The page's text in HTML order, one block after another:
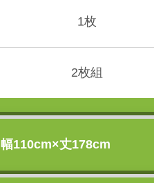
1枚
2枚組
幅110cm×丈178cm